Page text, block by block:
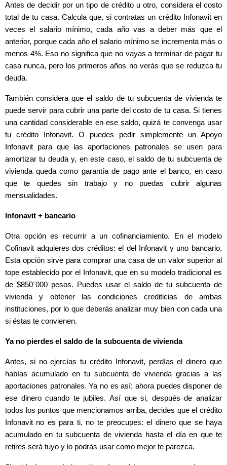
Antes de decidir por un tipo de crédito u otro, considera el costo
total de tu casa. Calcula que, si contratas un crédito Infonavit en
veces el salario mínimo, cada año vas a deber más que el
anterior, porque cada año el salario mínimo se incrementa más o
menos 4%. Eso no significa que no vayas a terminar de pagar tu
casa nunca, pero los primeros años no verás que se reduzca tu
deuda.
También considera que el saldo de tu subcuenta de vivienda te
puede servir para cubrir una parte del costo de tu casa. Si tienes
una cantidad considerable en ese saldo, quizá te convenga usar
tu crédito Infonavit. O puedes pedir simplemente un Apoyo
Infonavit para que las aportaciones patronales se usen para
amortizar tu deuda y, en este caso, el saldo de tu subcuenta de
vivienda queda como garantía de pago ante el banco, en caso
que te quedes sin trabajo y no puedas cubrir algunas
mensualidades.
Infonavit + bancario
Otra opción es recurrir a un cofinanciamiento. En el modelo
Cofinavit adquieres dos créditos: el del Infonavit y uno bancario.
Esta opción sirve para comprar una casa de un valor superior al
tope establecido por el Infonavit, que en su modelo tradicional es
de $850´000 pesos. Puedes usar el saldo de tu subcuenta de
vivienda y obtener las condiciones crediticias de ambas
instituciones, por lo que deberás analizar muy bien con cada una
si éstas te convienen.
Ya no pierdes el saldo de la subcuenta de vivienda
Antes, si no ejercías tu crédito Infonavit, perdías el dinero que
habías acumulado en tu subcuenta de vivienda gracias a las
aportaciones patronales. Ya no es así: ahora puedes disponer de
ese dinero cuando te jubiles. Así que si, después de analizar
todos los puntos que mencionamos arriba, decides que el crédito
Infonavit no es para ti, no te preocupes: el dinero que se haya
acumulado en tu subcuenta de vivienda hasta el día en que te
retires será tuyo y lo podrás usar como mejor te parezca.